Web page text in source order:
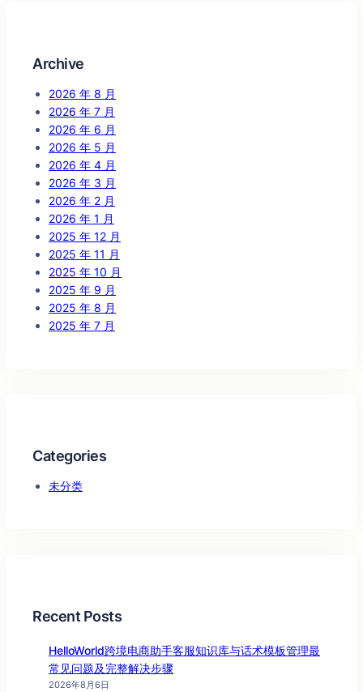
Archive
2026 年 8 月
2026 年 7 月
2026 年 6 月
2026 年 5 月
2026 年 4 月
2026 年 3 月
2026 年 2 月
2026 年 1 月
2025 年 12 月
2025 年 11 月
2025 年 10 月
2025 年 9 月
2025 年 8 月
2025 年 7 月
Categories
未分类
Recent Posts
HelloWorld跨境电商助手客服知识库与话术模板管理最
常见问题及完整解决步骤
2026年8月6日